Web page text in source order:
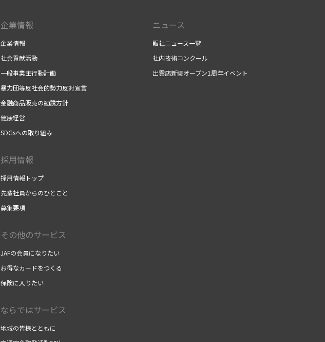
企業情報
企業情報
社会貢献活動
一般事業主行動計画
暴力団等反社会的勢力反対宣言
金融商品販売の勧誘方針
健康経営
SDGsへの取り組み
採用情報
採用情報トップ
先輩社員からのひとこと
募集要項
その他のサービス
JAFの会員になりたい
お得なカードをつくる
保険に入りたい
ならではサービス
地域の皆様とともに
ニュース
販社ニュース一覧
社内技術コンクール
出雲店新装オープン1周年イベント